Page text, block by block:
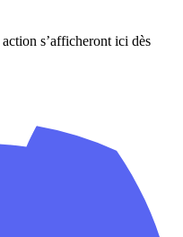
s’afficheront ici dès